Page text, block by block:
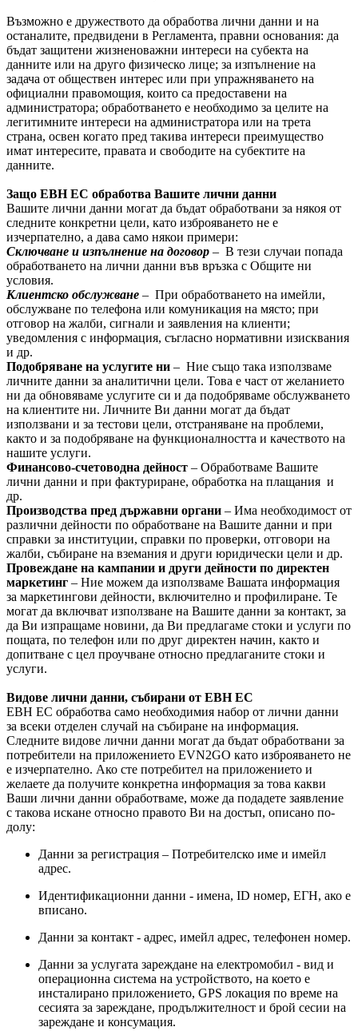
Възможно е дружеството да обработва лични данни и на
останалите, предвидени в Регламента, правни основания: да
бъдат защитени жизненоважни интереси на субекта на
данните или на друго физическо лице; за изпълнение на
задача от обществен интерес или при упражняването на
официални правомощия, които са предоставени на
администратора; обработването е необходимо за целите на
легитимните интереси на администратора или на трета
страна, освен когато пред такива интереси преимущество
имат интересите, правата и свободите на субектите на
данните.
Защо ЕВН ЕС обработва Вашите лични данни
Вашите лични данни могат да бъдат обработвани за някоя от
следните конкретни цели, като изброяването не е
изчерпателно, а дава само някои примери:
Сключване и изпълнение на договор – В тези случаи попада
обработването на лични данни във връзка с Общите ни
условия.
Клиентско обслужване – При обработването на имейли,
обслужване по телефона или комуникация на място; при
отговор на жалби, сигнали и заявления на клиенти;
уведомления с информация, съгласно нормативни изисквания
и др.
Подобряване на услугите ни – Ние също така използваме
личните данни за аналитични цели. Това е част от желанието
ни да обновяваме услугите си и да подобряваме обслужването
на клиентите ни. Личните Ви данни могат да бъдат
използвани и за тестови цели, отстраняване на проблеми,
както и за подобряване на функционалността и качеството на
нашите услуги.
Финансово-счетоводна дейност – Обработваме Вашите
лични данни и при фактуриране, обработка на плащания и
др.
Производства пред държавни органи – Има необходимост от
различни дейности по обработване на Вашите данни и при
справки за институции, справки по проверки, отговори на
жалби, събиране на вземания и други юридически цели и др.
Провеждане на кампании и други дейности по директен
маркетинг – Ние можем да използваме Вашата информация
за маркетингови дейности, включително и профилиране. Те
могат да включват използване на Вашите данни за контакт, за
да Ви изпращаме новини, да Ви предлагаме стоки и услуги по
пощата, по телефон или по друг директен начин, както и
допитване с цел проучване относно предлаганите стоки и
услуги.
Видове лични данни, събирани от ЕВН ЕС
ЕВН ЕС обработва само необходимия набор от лични данни
за всеки отделен случай на събиране на информация.
Следните видове лични данни могат да бъдат обработвани за
потребители на приложението EVN2GO като изброяването не
е изчерпателно. Ако сте потребител на приложението и
желаете да получите конкретна информация за това какви
Ваши лични данни обработваме, може да подадете заявление
с такова искане относно правото Ви на достъп, описано по-
долу:
Данни за регистрация – Потребителско име и имейл
адрес.
Идентификационни данни - имена, ID номер, ЕГН, ако е
вписано.
Данни за контакт - адрес, имейл адрес, телефонен номер.
Данни за услугата зареждане на електромобил - вид и
операционна система на устройството, на което е
инсталирано приложението, GPS локация по време на
сесията за зареждане, продължителност и брой сесии на
зареждане и консумация.